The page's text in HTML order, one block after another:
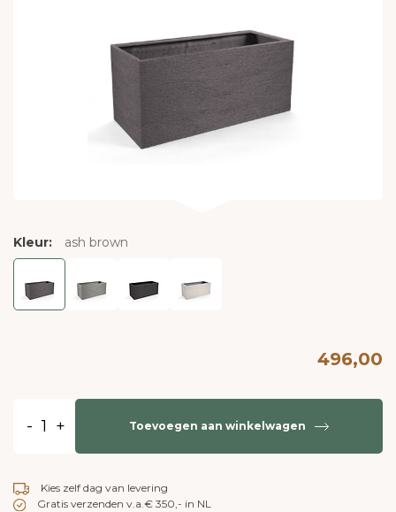
Kleur: ash brown
496,00
- + Toevoegen aan winkelwagen
Kies zelf dag van levering
Gratis verzenden v.a.€ 350,- in NL